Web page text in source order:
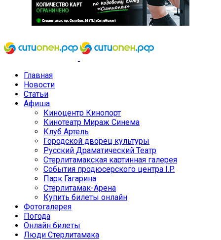
Главная
Новости
Статьи
Афиша
Киноцентр Кинопорт
Кинотеатр Мираж Синема
Клуб Артель
Городской дворец культуры
Русский Драматический Театр
Стерлитамакская картинная галерея
События продюсерского центра I.P.
Парк Гагарина
Стерлитамак-Арена
Купить билеты онлайн
Фотогалерея
Погода
Онлайн билеты
Люди Стерлитамака